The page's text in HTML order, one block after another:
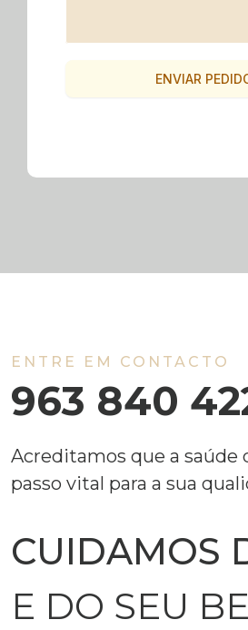
ENVIAR
ENTRE EM CONTACTO
963 840
Acreditamos que a saúde
passo vital para a sua
CUIDAMOS
E DO SEU